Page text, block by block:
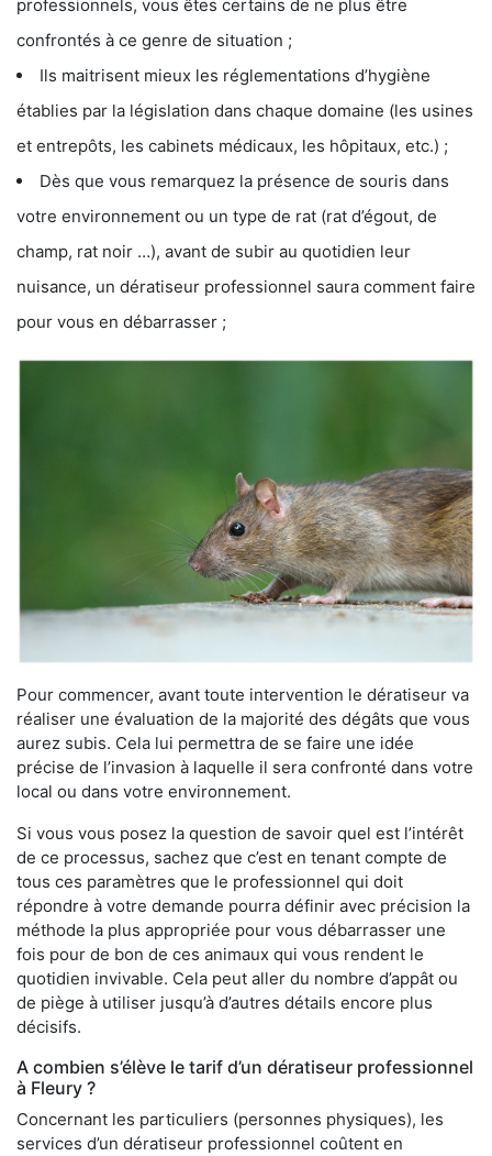
professionnels, vous êtes certains de ne plus être
confrontés à ce genre de situation ;
Ils maitrisent mieux les réglementations d’hygiène
établies par la législation dans chaque domaine (les usines
et entrepôts, les cabinets médicaux, les hôpitaux, etc.) ;
Dès que vous remarquez la présence de souris dans
votre environnement ou un type de rat (rat d’égout, de
champ, rat noir …), avant de subir au quotidien leur
nuisance, un dératiseur professionnel saura comment faire
pour vous en débarrasser ;
Pour commencer, avant toute intervention le dératiseur va
réaliser une évaluation de la majorité des dégâts que vous
aurez subis. Cela lui permettra de se faire une idée
précise de l’invasion à laquelle il sera confronté dans votre
local ou dans votre environnement.
Si vous vous posez la question de savoir quel est l’intérêt
de ce processus, sachez que c’est en tenant compte de
tous ces paramètres que le professionnel qui doit
répondre à votre demande pourra définir avec précision la
méthode la plus appropriée pour vous débarrasser une
fois pour de bon de ces animaux qui vous rendent le
quotidien invivable. Cela peut aller du nombre d’appât ou
de piège à utiliser jusqu’à d’autres détails encore plus
décisifs.
A combien s’élève le tarif d’un dératiseur professionnel
à Fleury ?
Concernant les particuliers (personnes physiques), les
services d’un dératiseur professionnel coûtent en